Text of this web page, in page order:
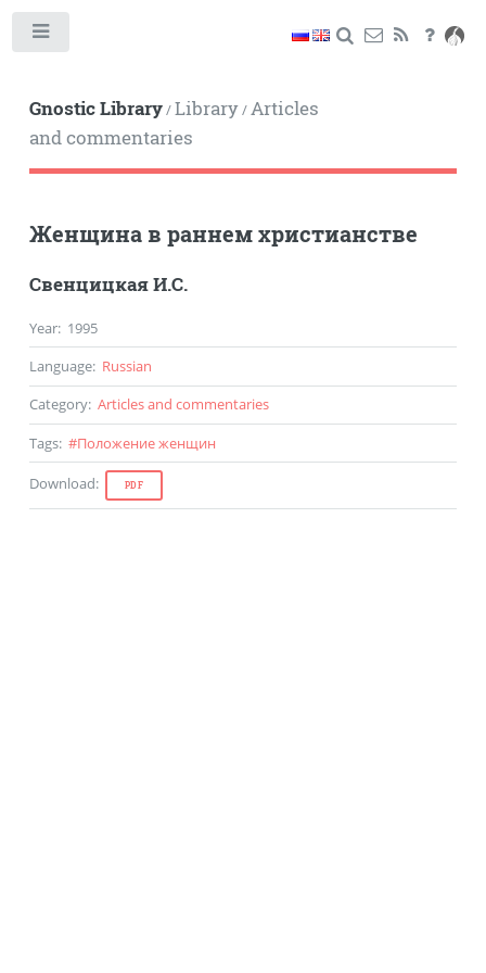
Gnostic Library/Library/Articles
and commentaries
Женщина в раннем христианстве
Свенцицкая И.С.
Year: 1995
Language: Russian
Category: Articles and commentaries
Tags: #Положение женщин
Download: PDF